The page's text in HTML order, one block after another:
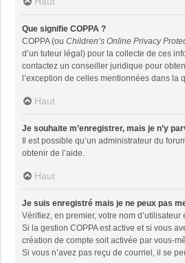
Que signifie COPPA ?
COPPA (ou Children’s Online Privacy
d’un tuteur légal) pour la collecte de ces
contactez un conseiller juridique pour
l’exception de celles mentionnées dans
Haut
Je souhaite m’enregistrer, mais je n’y
Il est possible qu’un administrateur du
obtenir de l’aide.
Haut
Je suis enregistré mais je ne peux pas
Vérifiez, en premier, votre nom
Si la gestion COPPA est active et si vous
création de compte soit activée par vous-
Si vous n’avez pas reçu de courriel, il se